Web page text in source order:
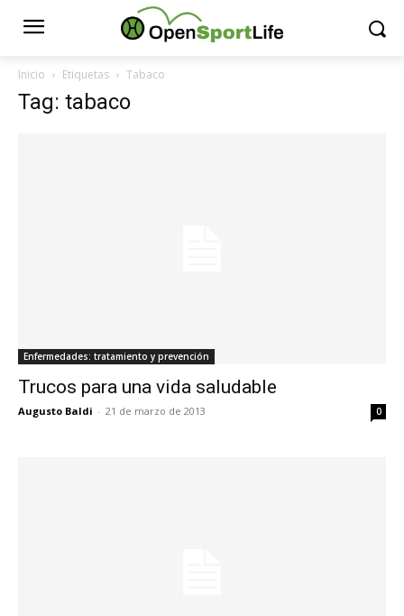
Inicio Etiquetas Tabaco
Tag: tabaco
Enfermedades: tratamiento y prevención
Trucos para una vida saludable
Augusto Baldi - 21 de marzo de 2013 0